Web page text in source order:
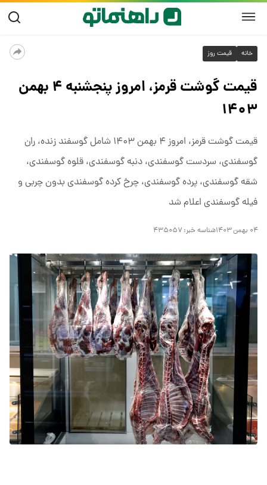
خانه قیمت روز
قیمت گوشت قرمز، امروز پنجشنبه ۴ بهمن
۱۴۰۳
قیمت گوشت قرمز، امروز ۴ بهمن ۱۴۰۳ شامل گوسفند زنده، ران
گوسفندی، سردست گوسفندی، دنبه گوسفندی، قلوه گوسفندی،
شقه گوسفندی، پرده گوسفندی، چرخ کرده گوسفندی بدون چربی و
فیله گوسفندی اعلام شد
۰۴ بهمن ۱۴۰۳ شناسه خبر: ۴۳۵۰۵۷